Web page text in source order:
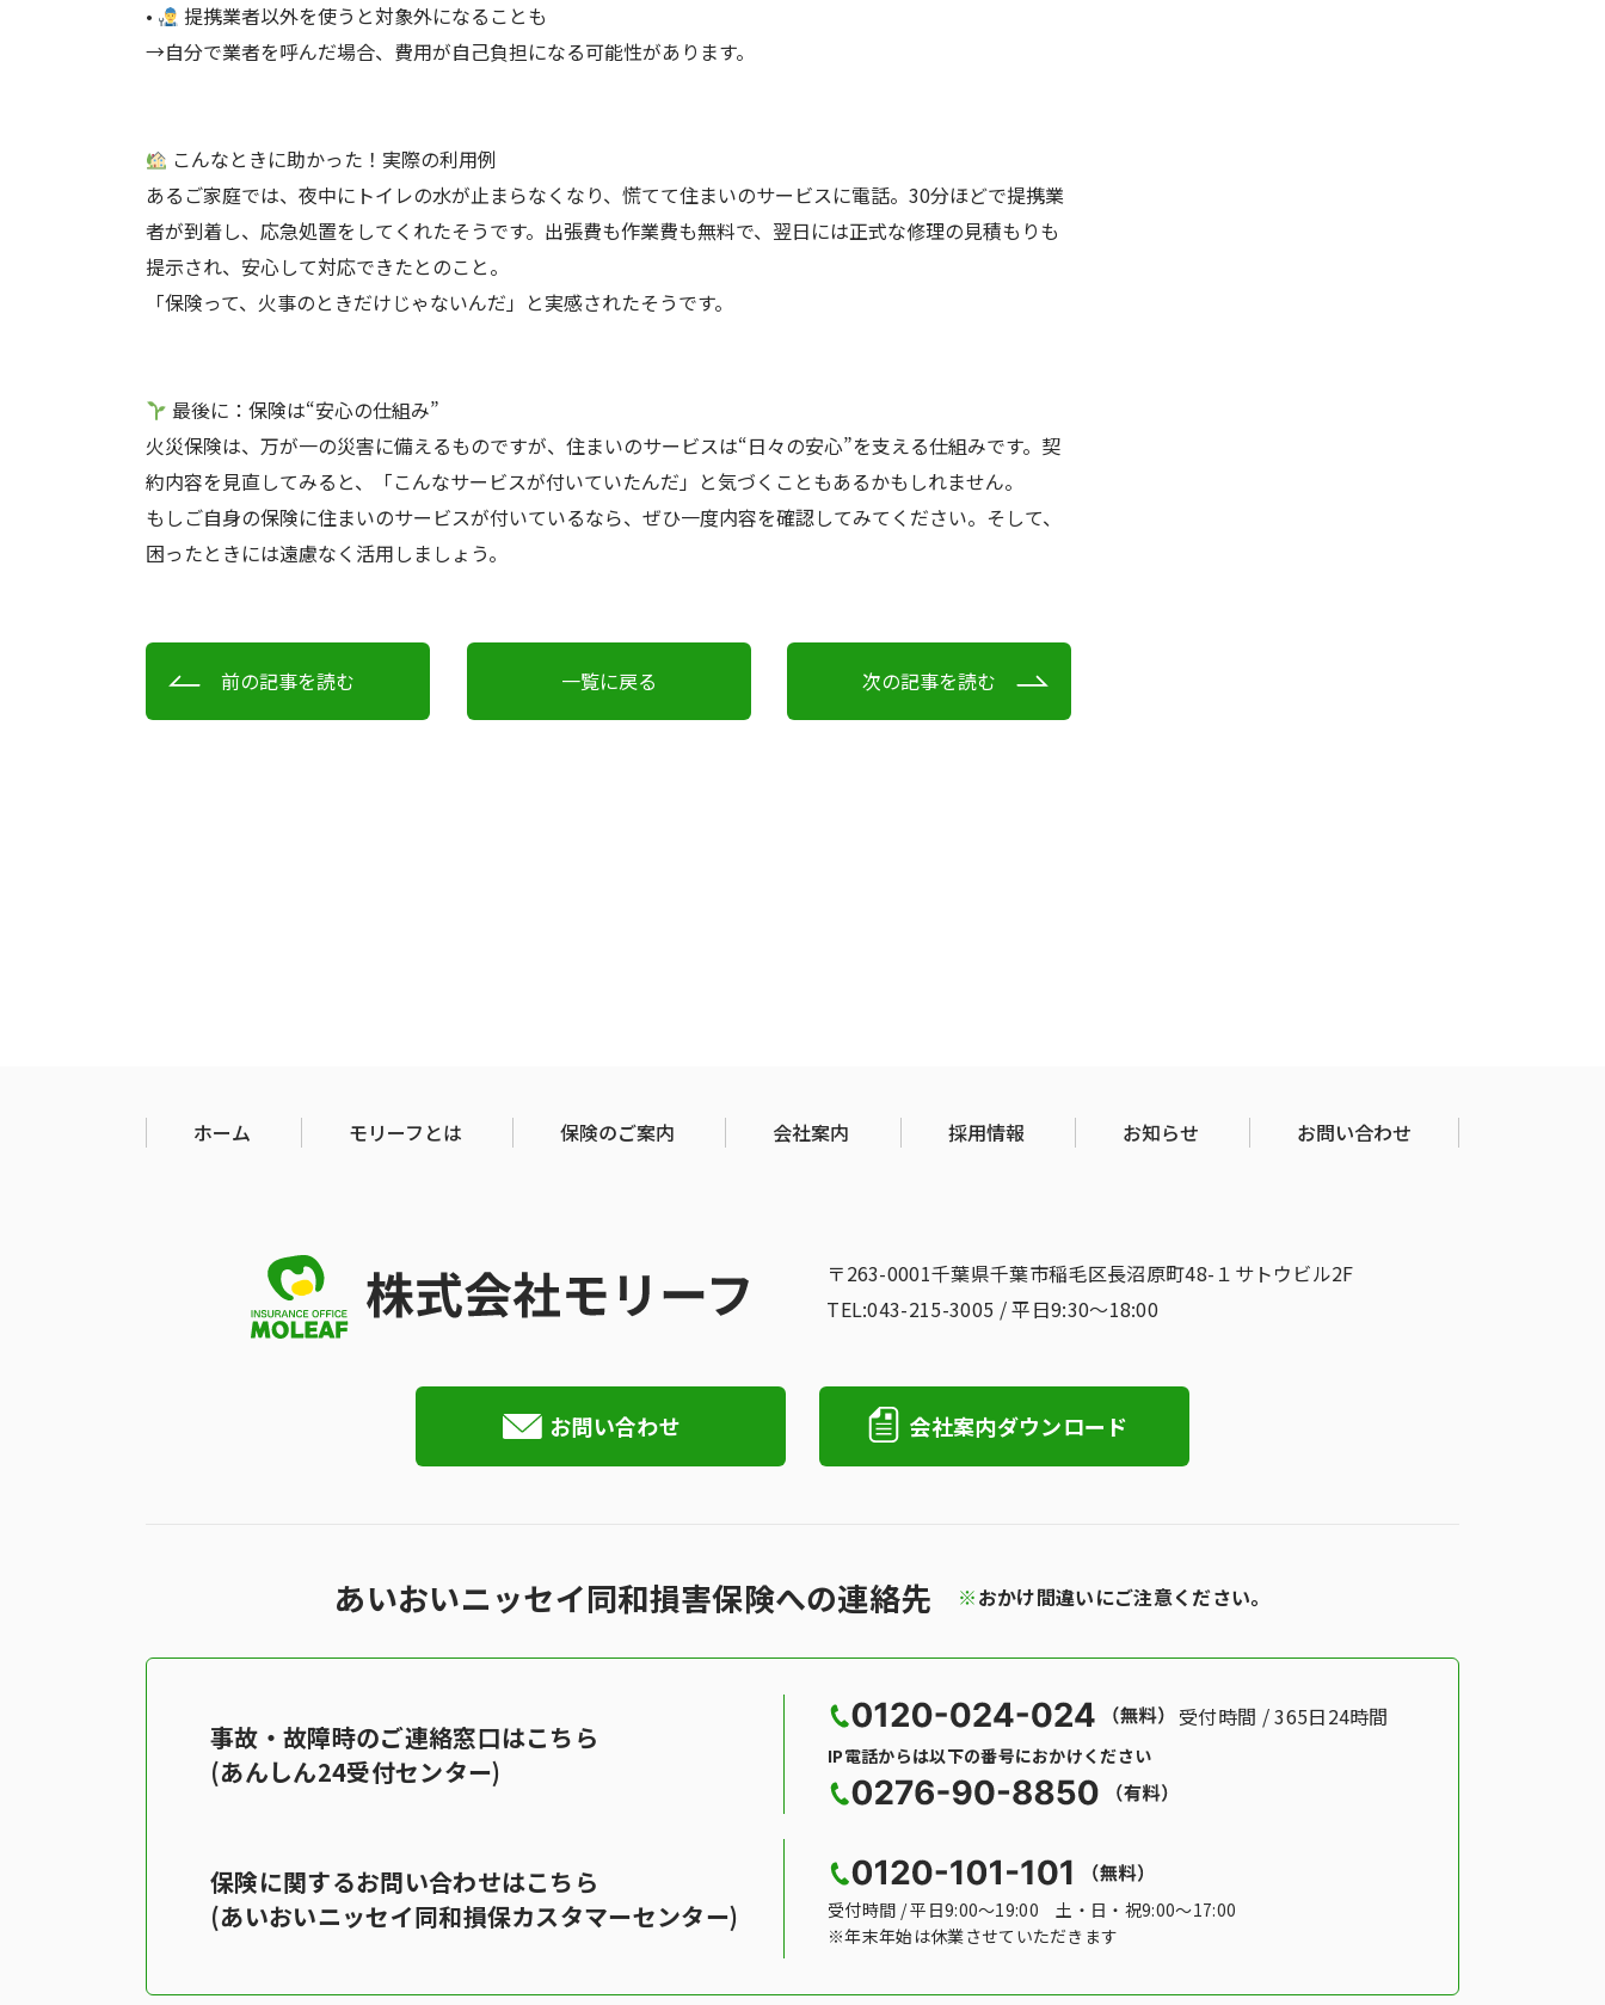
•
提携業者以外を使うと対象外になることも
→自分で業者を呼んだ場合、費用が自己負担になる可能性があります。
こんなときに助かった！実際の利用例
あるご家庭では、夜中にトイレの水が止まらなくなり、慌てて住まいのサービスに電話。30分ほどで提携業
者が到着し、応急処置をしてくれたそうです。出張費も作業費も無料で、翌日には正式な修理の見積もりも
提示され、安心して対応できたとのこと。
「保険って、火事のときだけじゃないんだ」と実感されたそうです。
最後に：保険は“安心の仕組み”
火災保険は、万が一の災害に備えるものですが、住まいのサービスは“日々の安心”を支える仕組みです。契
約内容を見直してみると、「こんなサービスが付いていたんだ」と気づくこともあるかもしれません。
もしご自身の保険に住まいのサービスが付いているなら、ぜひ一度内容を確認してみてください。そして、
困ったときには遠慮なく活用しましょう。
前の記事を読む 一覧に戻る 次の記事を読む
ホーム モリーフとは 保険のご案内 会社案内 採用情報 お知らせ お問い合わせ
〒263-0001千葉県千葉市稲毛区長沼原町48-１サトウビル2F
TEL:043-215-3005 / 平日9:30〜18:00
お問い合わせ 会社案内ダウンロード
あいおいニッセイ同和損害保険への連絡先 ※おかけ間違いにご注意ください。
事故・故障時のご連絡窓口はこちら
(あんしん24受付センター)
受付時間 / 365日24時間
IP電話からは以下の番号におかけください
保険に関するお問い合わせはこちら
(あいおいニッセイ同和損保カスタマーセンター)
受付時間 / 平日9:00〜19:00 土・日・祝9:00〜17:00
※年末年始は休業させていただきます